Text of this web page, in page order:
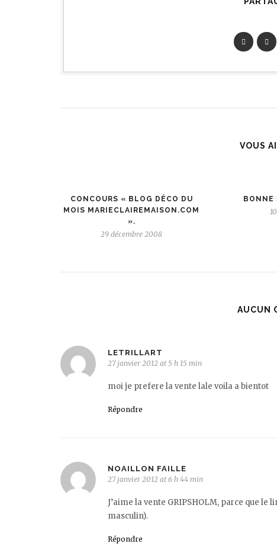
VOUS
CONCOURS « BLOG DÉCO DU
MOIS MARIECLAIREMAISON.COM
».
29 décembre 2008
BONNE
AUCUN
LETRILLART
27 janvier 2012 at 5 h 15 min
moi je prefere la vente lale voila a bientot
Répondre
NOAILLON FAILLE
27 janvier 2012 at 6 h 44 min
J’aime la vente GRIPSHOLM, parce que
masculin).
Répondre